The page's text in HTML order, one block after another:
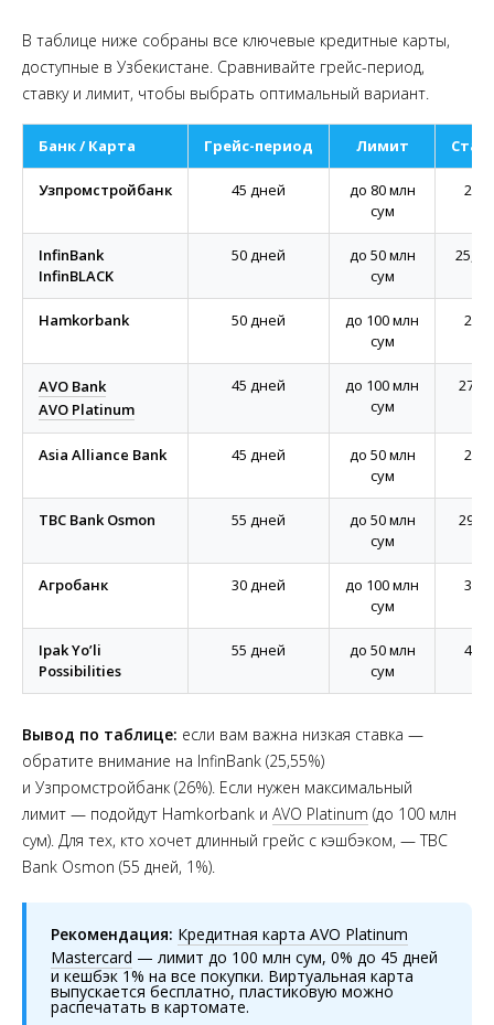
В таблице ниже собраны все ключевые кредитные карты,
доступные в Узбекистане. Сравнивайте грейс-период,
ставку и лимит, чтобы выбрать оптимальный вариант.
Банк / Карта Грейс-период Лимит
Узпромстройбанк 45 дней
до 80 млн
сум
26%
InfinBank
InfinBLACK
50 дней
до 50 млн
сум
Hamkorbank 50 дней
до 100 млн
сум
27%
AVO Bank
AVO Platinum
45 дней
до 100 млн
сум
Asia Alliance Bank 45 дней
до 50 млн
сум
28%
TBC Bank Osmon 55 дней
до 50 млн
сум
Агробанк 30 дней
до 100 млн
сум
30%
Ipak Yo’li
Possibilities
55 дней
до 50 млн
сум
42%
Вывод по таблице: если вам важна низкая ставка —
обратите внимание на InfinBank (25,55%)
и Узпромстройбанк (26%). Если нужен максимальный
лимит — подойдут Hamkorbank и AVO Platinum (до 100 млн
сум). Для тех, кто хочет длинный грейс с кэшбэком, — TBC
Bank Osmon (55 дней, 1%).
Рекомендация: Кредитная карта AVO Platinum
Mastercard — лимит до 100 млн сум, 0% до 45 дней
и кешбэк 1% на все покупки. Виртуальная карта
выпускается бесплатно, пластиковую можно
распечатать в картомате.